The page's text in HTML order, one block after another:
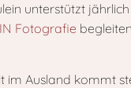
unterstützt
Fotografie
im Ausland kommt